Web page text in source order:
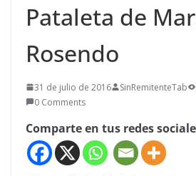
Pataleta de
Rosendo
31 de julio de 2016 SinRemitenteTab
0 Comments
Comparte en tus redes